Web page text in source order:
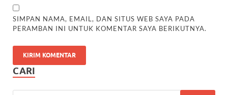
SIMPAN NAMA, EMAIL, DAN SITUS WEB SAYA PADA
PERAMBAN INI UNTUK KOMENTAR SAYA BERIKUTNYA.
CARI